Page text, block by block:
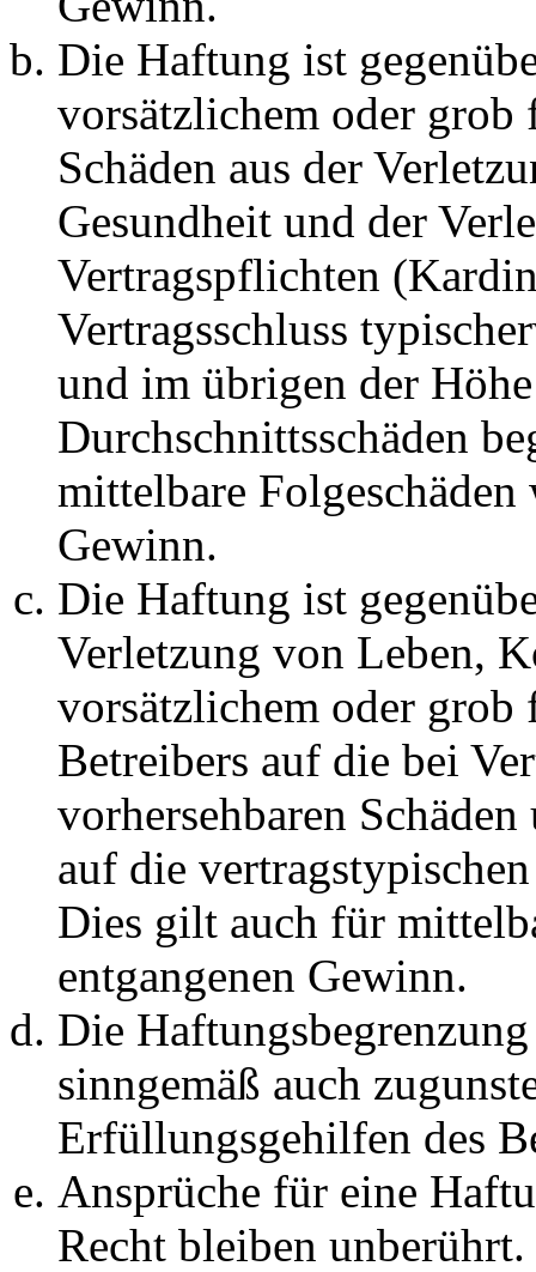
Die Haftung ist
vorsätzlichem oder grob
Schäden aus der
Gesundheit und der
Vertragspflichten
Vertragsschluss
und im übrigen der
Durchschnittsschäden
mittelbare Folgeschäden
Gewinn.
Die Haftung ist
Verletzung von Leben,
vorsätzlichem oder grob
Betreibers auf die bei
vorhersehbaren
auf die
Dies gilt auch für
entgangenen Gewinn.
Die
sinngemäß auch
Erfüllungsgehilfen des
Ansprüche für eine
Recht bleiben unberührt.